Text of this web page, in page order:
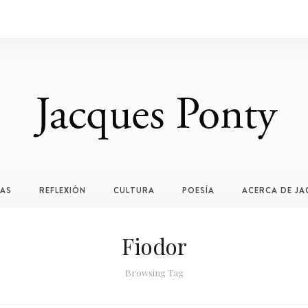
REFLEXIÓN CULTURA POESÍA ACERCA DE
Fiodor
Browsing Tag